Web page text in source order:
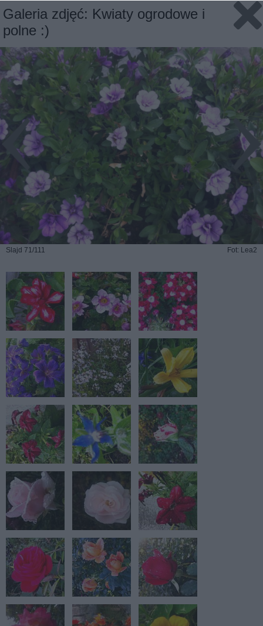
Galeria zdjęć: Kwiaty ogrodowe i
polne :)
Slajd 71/111 Fot: Lea2